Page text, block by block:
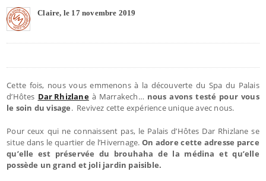
Claire, le 17 novembre 2019
Cette fois, nous vous emmenons à la découverte du Spa du Palais
d’Hôtes Dar Rhizlaneà Marrakech… nous avons testé pour vous
le soin du visage. Revivez cette expérience unique avec nous.
Pour ceux qui ne connaissent pas, le Palais d’Hôtes Dar Rhizlane se
situe dans le quartier de l’Hivernage. On adore cette adresse parce
qu’elle est préservée du brouhaha de la médina et qu’elle
possède un grand et joli jardin paisible.